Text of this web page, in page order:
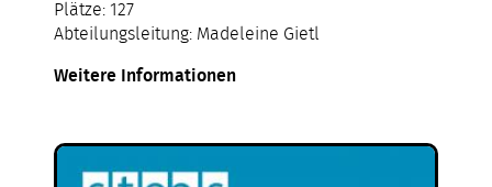
Plätze: 127
Abteilungsleitung: Madeleine Gietl
Weitere Informationen